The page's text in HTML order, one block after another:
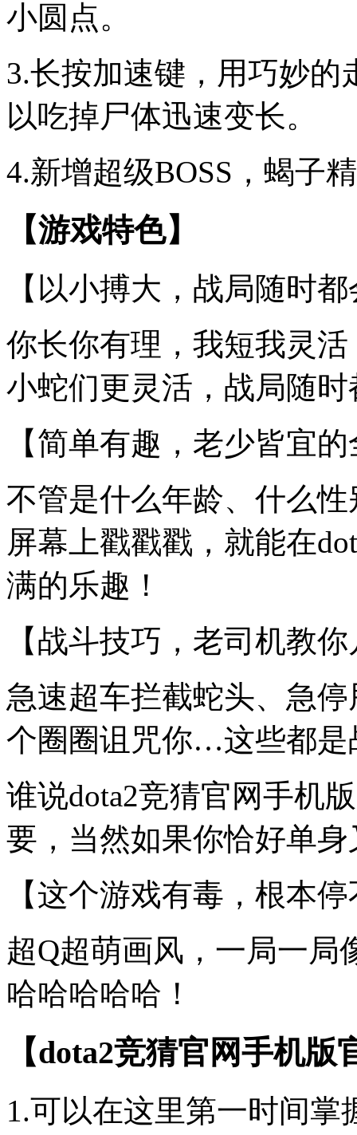
小圆点。
3.长按加速键，用巧妙
以吃掉尸体迅速变长。
4.新增超级BOSS，蝎子
【游戏特色】
【以小搏大，战局随时
你长你有理，我短我灵
小蛇们更灵活，战局随
【简单有趣，老少皆宜
不管是什么年龄、什么
屏幕上戳戳戳，就能在
满的乐趣！
【战斗技巧，老司机教
急速超车拦截蛇头、急
个圈圈诅咒你…这些都是
谁说dota2竞猜官网手机
要，当然如果你恰好单
【这个游戏有毒，根本
超Q超萌画风，一局一局
哈哈哈哈哈！
【dota2竞猜官网手机
1.可以在这里第一时间